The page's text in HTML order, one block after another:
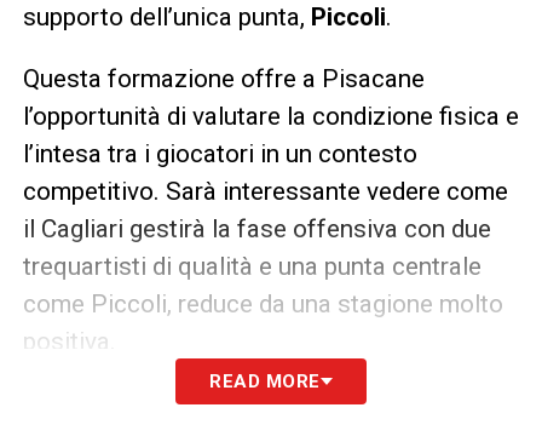
supporto dell’unica punta, Piccoli.
Questa formazione offre a Pisacane
l’opportunità di valutare la condizione fisica e
l’intesa tra i giocatori in un contesto
competitivo. Sarà interessante vedere come
il Cagliari gestirà la fase offensiva con due
trequartisti di qualità e una punta centrale
come Piccoli, reduce da una stagione molto
positiva.
READ MORE